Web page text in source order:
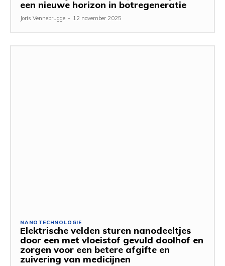
een nieuwe horizon in botregeneratie
Joris Vennebrugge - 12 november 2025
NANOTECHNOLOGIE
Elektrische velden sturen nanodeeltjes
door een met vloeistof gevuld doolhof en
zorgen voor een betere afgifte en
zuivering van medicijnen